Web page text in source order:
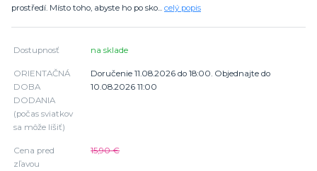
prostředí. Místo toho, abyste ho po sko... celý popis
Dostupnosť na sklade
ORIENTAČNÁ
DOBA
DODANIA
(počas sviatkov
sa môže líšiť)
Doručenie 11.08.2026 do 18:00. Objednajte do
10.08.2026 11:00
Cena pred
zľavou
15,90 €